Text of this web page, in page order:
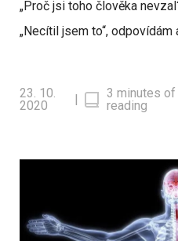
„Proč jsi toho člověka
„Necítil jsem to“,
23. 10.
2020
|
3 minutes of
reading